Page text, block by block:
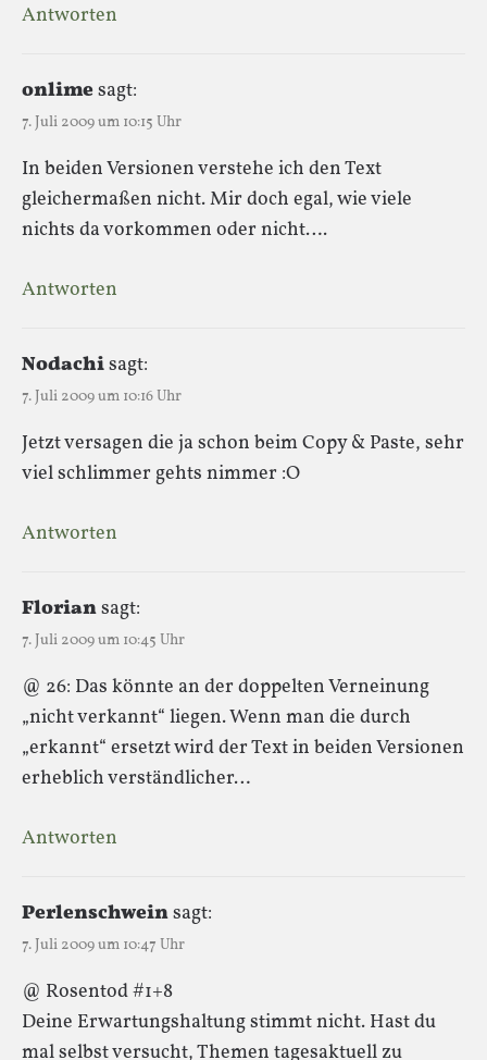
Antworten
onlimesagt:
7. Juli 2009 um 10:15 Uhr
In beiden Versionen verstehe ich den Text
gleichermaßen nicht. Mir doch egal, wie viele
nichts da vorkommen oder nicht….
Antworten
Nodachisagt:
7. Juli 2009 um 10:16 Uhr
Jetzt versagen die ja schon beim Copy & Paste, sehr
viel schlimmer gehts nimmer :O
Antworten
Floriansagt:
7. Juli 2009 um 10:45 Uhr
@ 26: Das könnte an der doppelten Verneinung
„nicht verkannt“ liegen. Wenn man die durch
„erkannt“ ersetzt wird der Text in beiden Versionen
erheblich verständlicher…
Antworten
Perlenschweinsagt:
7. Juli 2009 um 10:47 Uhr
@ Rosentod #1+8
Deine Erwartungshaltung stimmt nicht. Hast du
mal selbst versucht, Themen tagesaktuell zu